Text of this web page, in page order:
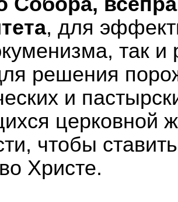
, для
так и
решения
и
церковной
чтобы
Христе.